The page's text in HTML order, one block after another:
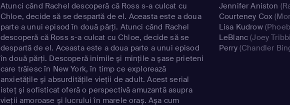
Atunci când Rachel descoperă că Ross s-a culcat cu
Chloe, decide să se despartă de el. Aceasta este a doua
parte a unui episod în două părţi. Atunci când Rachel
descoperă că Ross s-a culcat cu Chloe, decide să se
despartă de el. Aceasta este a doua parte a unui episod
în două părţi. Descoperă inimile şi minţile a şase prieteni
care trăiesc în New York, în timp ce explorează
anxietăţile şi absurdităţile vieţii de adult. Acest serial
isteţ şi sofisticat oferă o perspectivă amuzantă asupra
vieţii amoroase şi lucrului în marele oraş. Aşa cum
Jennifer Aniston
Courteney Cox
Lisa Kudrow
LeBlanc (Joey
Perry(Chandler